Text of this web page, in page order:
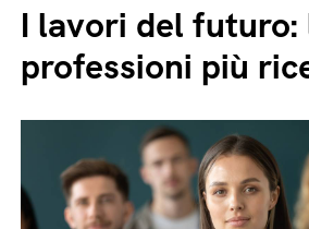
I lavori del futuro:
professioni più